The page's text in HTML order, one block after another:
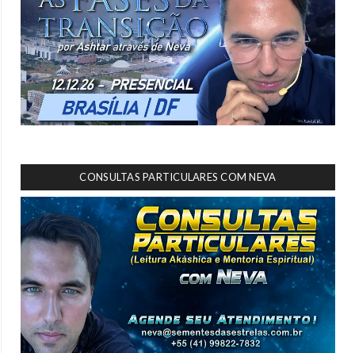
CONSULTAS PARTICULARES COM NEVA